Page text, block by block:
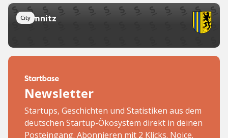
City
Chemnitz
Newsletter
Startups, Geschichten und Statistiken aus dem
deutschen Startup-Ökosystem direkt in deinen
Posteingang. Abonnieren mit 2 Klicks. Noice.